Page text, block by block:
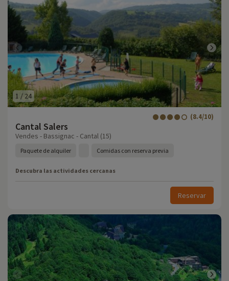
1 / 24
Cantal Salers
(8.4/10)
Vendes - Bassignac - Cantal (15)
Paquete de alquiler Comidas con reserva previa
Descubra las actividades cercanas
Reservar